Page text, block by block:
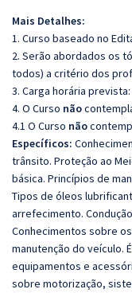
Mais Detalhes:
1. Curso baseado no
2. Serão abordados os
todos) a critério dos
3. Carga horária
4. O Curso não
4.1 O Curso não
Específicos:
trânsito. Proteção ao
básica. Princípios de
Tipos de óleos
arrefecimento.
Conhecimentos sobre
manutenção do veículo.
equipamentos e
sobre motorização,